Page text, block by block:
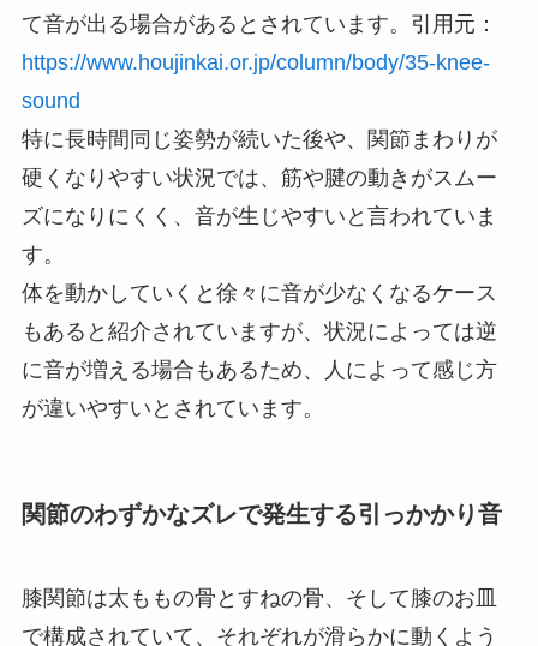
て音が出る場合があるとされています。引用元：
https://www.houjinkai.or.jp/column/body/35-knee-
sound
特に長時間同じ姿勢が続いた後や、関節まわりが
硬くなりやすい状況では、筋や腱の動きがスムー
ズになりにくく、音が生じやすいと言われていま
す。
体を動かしていくと徐々に音が少なくなるケース
もあると紹介されていますが、状況によっては逆
に音が増える場合もあるため、人によって感じ方
が違いやすいとされています。
関節のわずかなズレで発生する引っかかり音
膝関節は太ももの骨とすねの骨、そして膝のお皿
で構成されていて、それぞれが滑らかに動くよう